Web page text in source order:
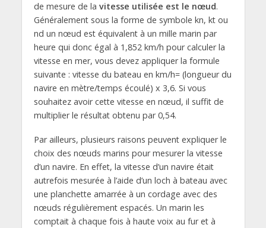
de mesure de la vitesse utilisée est le nœud.
Généralement sous la forme de symbole kn, kt ou
nd un nœud est équivalent à un mille marin par
heure qui donc égal à 1,852 km/h pour calculer la
vitesse en mer, vous devez appliquer la formule
suivante : vitesse du bateau en km/h= (longueur du
navire en mètre/temps écoulé) x 3,6. Si vous
souhaitez avoir cette vitesse en nœud, il suffit de
multiplier le résultat obtenu par 0,54.
Par ailleurs, plusieurs raisons peuvent expliquer le
choix des nœuds marins pour mesurer la vitesse
d’un navire. En effet, la vitesse d’un navire était
autrefois mesurée à l’aide d’un loch à bateau avec
une planchette amarrée à un cordage avec des
nœuds régulièrement espacés. Un marin les
comptait à chaque fois à haute voix au fur et à